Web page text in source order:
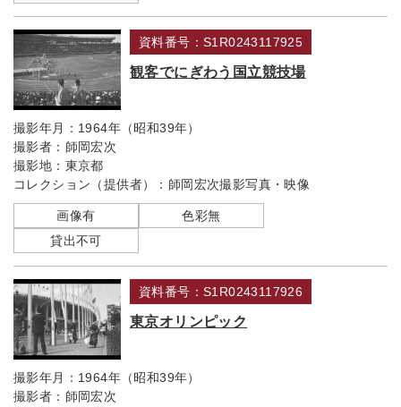
資料番号：S1R0243117925
観客でにぎわう国立競技場
撮影年月： 1964年（昭和39年）
撮影者： 師岡宏次
撮影地： 東京都
コレクション（提供者）： 師岡宏次撮影写真・映像
画像有
色彩無
貸出不可
資料番号：S1R0243117926
東京オリンピック
撮影年月： 1964年（昭和39年）
撮影者： 師岡宏次